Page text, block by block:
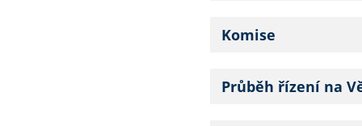
Komise
Průběh řízení na